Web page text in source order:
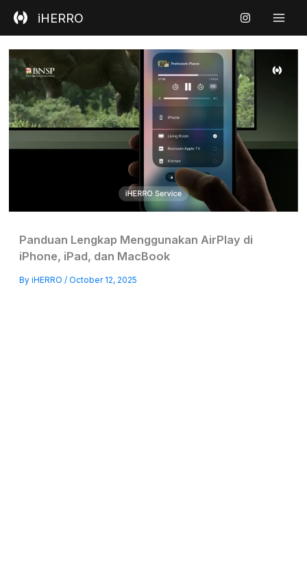
iHERRO
Panduan Lengkap Menggunakan AirPlay di
iPhone, iPad, dan MacBook
By iHERRO / October 12, 2025